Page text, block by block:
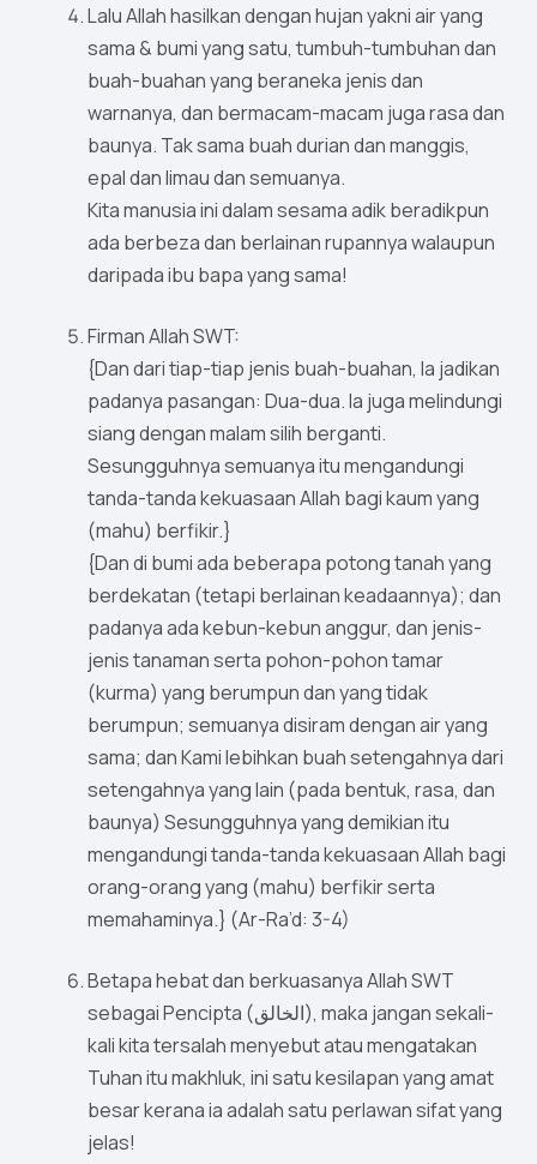
Lalu Allah hasilkan dengan hujan yakni air yang
sama & bumi yang satu, tumbuh-tumbuhan dan
buah-buahan yang beraneka jenis dan
warnanya, dan bermacam-macam juga rasa dan
baunya. Tak sama buah durian dan manggis,
epal dan limau dan semuanya.
Kita manusia ini dalam sesama adik beradikpun
ada berbeza dan berlainan rupannya walaupun
daripada ibu bapa yang sama!
Firman Allah SWT:
{Dan dari tiap-tiap jenis buah-buahan, Ia jadikan
padanya pasangan: Dua-dua. Ia juga melindungi
siang dengan malam silih berganti.
Sesungguhnya semuanya itu mengandungi
tanda-tanda kekuasaan Allah bagi kaum yang
(mahu) berfikir.}
{Dan di bumi ada beberapa potong tanah yang
berdekatan (tetapi berlainan keadaannya); dan
padanya ada kebun-kebun anggur, dan jenis-
jenis tanaman serta pohon-pohon tamar
(kurma) yang berumpun dan yang tidak
berumpun; semuanya disiram dengan air yang
sama; dan Kami lebihkan buah setengahnya dari
setengahnya yang lain (pada bentuk, rasa, dan
baunya) Sesungguhnya yang demikian itu
mengandungi tanda-tanda kekuasaan Allah bagi
orang-orang yang (mahu) berfikir serta
memahaminya.} (Ar-Ra’d: 3-4)
Betapa hebat dan berkuasanya Allah SWT
sebagai Pencipta (الخالق), maka jangan sekali-
kali kita tersalah menyebut atau mengatakan
Tuhan itu makhluk, ini satu kesilapan yang amat
besar kerana ia adalah satu perlawan sifat yang
jelas!